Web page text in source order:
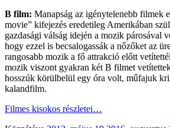
B film: Manapság az igénytelenebb filmek
movie” kifejezés eredetileg Amerikában
gazdasági válság idején a mozik párosával
hogy ezzel is becsalogassák a nőzőket az
rangosabb mozik a fő attrakció előtt
mozik viszont gyakran két B filmet
hosszúk körülbelül egy óra volt, műfajuk
kalandfilm.
Filmes kisokos részletei…